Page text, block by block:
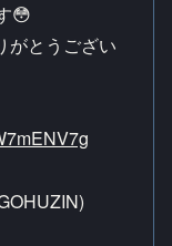
😳
がとうござい